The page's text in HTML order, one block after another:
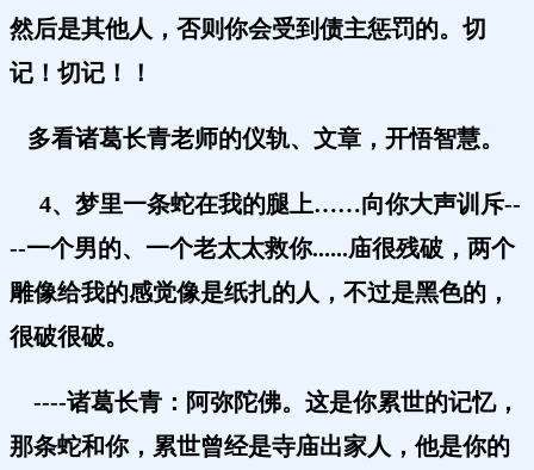
然后是其他人，否则你会受到债主惩罚的。切
记！切记！！
多看诸葛长青老师的仪轨、文章，开悟智慧。
4、梦里一条蛇在我的腿上……向你大声训斥--
--一个男的、一个老太太救你......庙很残破，两个
雕像给我的感觉像是纸扎的人，不过是黑色的，
很破很破。
----诸葛长青：阿弥陀佛。 这是你累世的记忆，
那条蛇和你，累世曾经是寺庙出家人，他是你的